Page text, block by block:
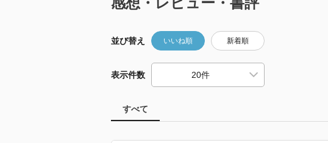
並び替え いいね順 新着順
表示件数
すべて